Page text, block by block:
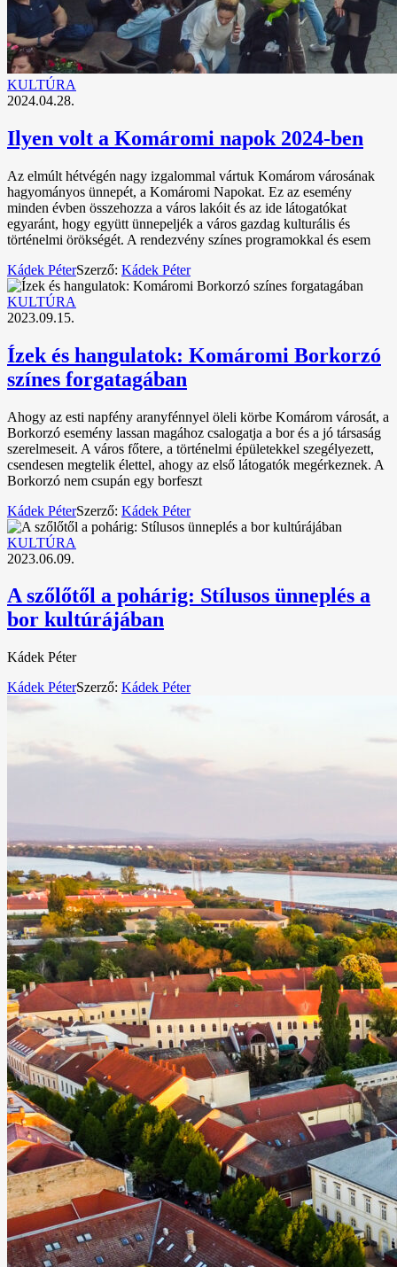
KULTÚRA
2024.04.28.
Ilyen volt a Komáromi napok 2024-ben
Az elmúlt hétvégén nagy izgalommal vártuk Komárom városának
hagyományos ünnepét, a Komáromi Napokat. Ez az esemény
minden évben összehozza a város lakóit és az ide látogatókat
egyaránt, hogy együtt ünnepeljék a város gazdag kulturális és
történelmi örökségét. A rendezvény színes programokkal és esem
Kádek PéterSzerző: Kádek Péter
KULTÚRA
2023.09.15.
Ízek és hangulatok: Komáromi Borkorzó
színes forgatagában
Ahogy az esti napfény aranyfénnyel öleli körbe Komárom városát, a
Borkorzó esemény lassan magához csalogatja a bor és a jó társaság
szerelmeseit. A város főtere, a történelmi épületekkel szegélyezett,
csendesen megtelik élettel, ahogy az első látogatók megérkeznek. A
Borkorzó nem csupán egy borfeszt
Kádek PéterSzerző: Kádek Péter
KULTÚRA
2023.06.09.
A szőlőtől a pohárig: Stílusos ünneplés a
bor kultúrájában
Kádek Péter
Kádek PéterSzerző: Kádek Péter